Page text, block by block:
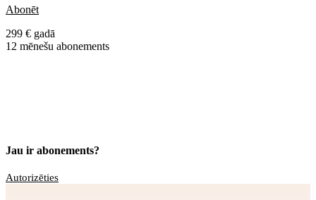
Abonēt
299 € gadā
12 mēnešu abonements
Jau ir abonements?
Autorizēties